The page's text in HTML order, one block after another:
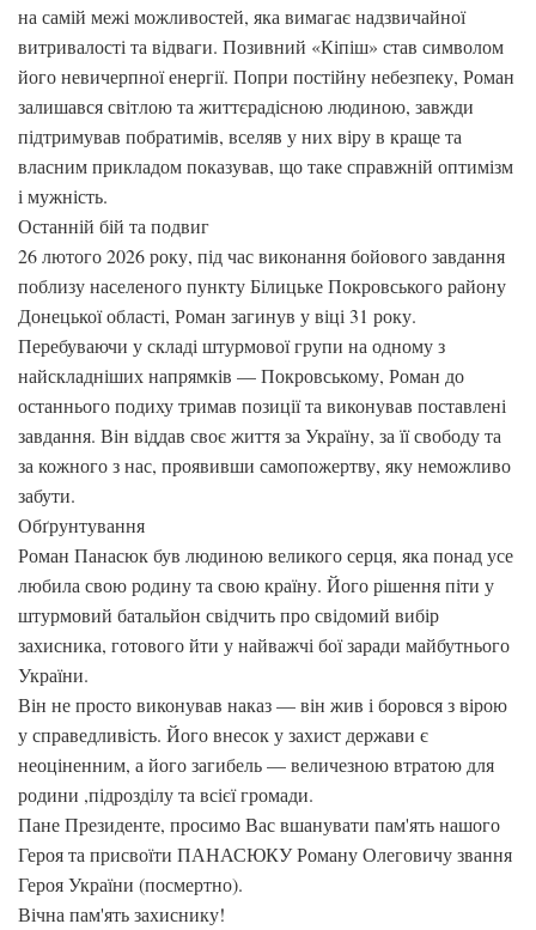
на самій межі можливостей, яка вимагає надзвичайної
витривалості та відваги. Позивний «Кіпіш» став символом
його невичерпної енергії. Попри постійну небезпеку, Роман
залишався світлою та життєрадісною людиною, завжди
підтримував побратимів, вселяв у них віру в краще та
власним прикладом показував, що таке справжній оптимізм
і мужність.
​Останній бій та подвиг
​26 лютого 2026 року, під час виконання бойового завдання
поблизу населеного пункту Білицьке Покровського району
Донецької області, Роман загинув у віці 31 року.
​Перебуваючи у складі штурмової групи на одному з
найскладніших напрямків — Покровському, Роман до
останнього подиху тримав позиції та виконував поставлені
завдання. Він віддав своє життя за Україну, за її свободу та
за кожного з нас, проявивши самопожертву, яку неможливо
забути.
​Обґрунтування
​Роман Панасюк був людиною великого серця, яка понад усе
любила свою родину та свою країну. Його рішення піти у
штурмовий батальйон свідчить про свідомий вибір
захисника, готового йти у найважчі бої заради майбутнього
України.
​Він не просто виконував наказ — він жив і боровся з вірою
у справедливість. Його внесок у захист держави є
неоціненним, а його загибель — величезною втратою для
родини ,підрозділу та всієї громади.
​Пане Президенте, просимо Вас вшанувати пам'ять нашого
Героя та присвоїти ПАНАСЮКУ Роману Олеговичу звання
Героя України (посмертно).
​Вічна пам'ять захиснику!